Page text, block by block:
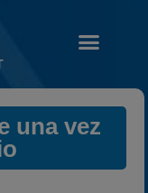
una vez